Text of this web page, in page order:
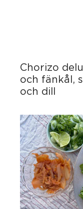
Chorizo
och fänkål,
och dill